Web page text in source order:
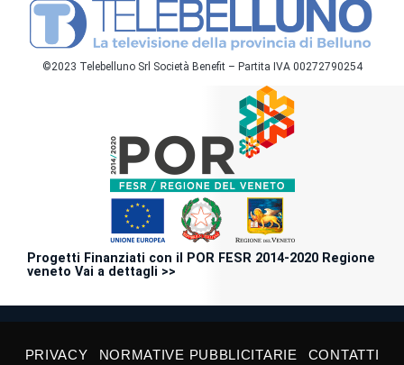
©2023 Telebelluno Srl Società Benefit – Partita IVA 00272790254
Progetti Finanziati con il POR FESR 2014-2020 Regione
veneto Vai a dettagli >>
PRIVACY NORMATIVE PUBBLICITARIE CONTATTI